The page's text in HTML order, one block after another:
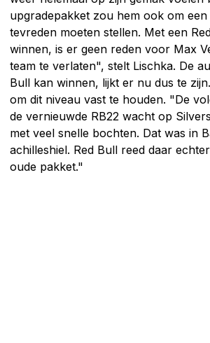
upgradepakket zou hem ook om
tevreden moeten stellen. Met een
winnen, is er geen reden voor Max
team te verlaten", stelt Lischka. De
Bull kan winnen, lijkt er nu dus te
om dit niveau vast te houden. "De
de vernieuwde RB22 wacht op
met veel snelle bochten. Dat was in
achilleshiel. Red Bull reed daar
oude pakket."